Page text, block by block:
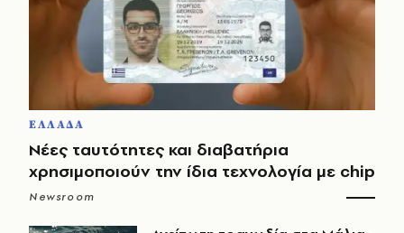
ΕΛΛΑΔΑ
Νέες ταυτότητες και διαβατήρια
χρησιμοποιούν την ίδια τεχνολογία με chip
Newsroom